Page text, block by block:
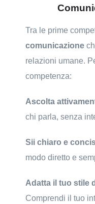
Tra le prime
comunicazione
relazioni umane.
competenza:
Ascolta
chi parla, senza
Sii chiaro e
modo diretto e
Adatta il tuo stile
Comprendi il tuo